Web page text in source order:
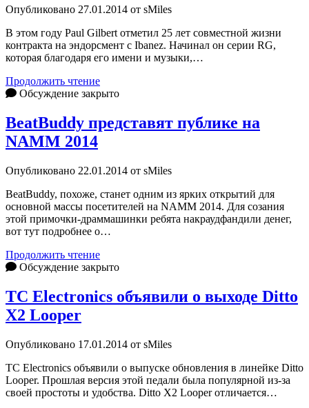
Опубликовано 27.01.2014 от sMiles
В этом году Paul Gilbert отметил 25 лет совместной жизни
контракта на эндорсмент с Ibanez. Начинал он серии RG,
которая благодаря его имени и музыки,…
Продолжить чтениеNAMM
2014:
новая
Paul
Обсуждение закрыто
BeatBuddy представят публике на
NAMM 2014
Опубликовано 22.01.2014 от sMiles
BeatBuddy, похоже, станет одним из ярких открытий для
основной массы посетителей на NAMM 2014. Для созания
этой примочки-драммашинки ребята накраудфандили денег,
вот тут подробнее о…
Продолжить чтениеBeatBuddy
представят
NAMM
Обсуждение закрыто
TC Electronics объявили о выходе Ditto
X2 Looper
Опубликовано 17.01.2014 от sMiles
TC Electronics объявили о выпуске обновления в линейке Ditto
Looper. Прошлая версия этой педали была популярной из-за
своей простоты и удобства. Ditto X2 Looper отличается…